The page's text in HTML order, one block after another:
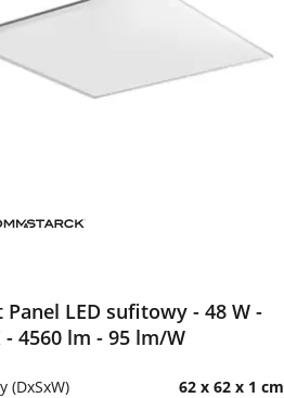
Panel LED sufitowy - 48 W -
- 4560 lm - 95 lm/W
(DxSxW) 62 x 62 x 1 cm